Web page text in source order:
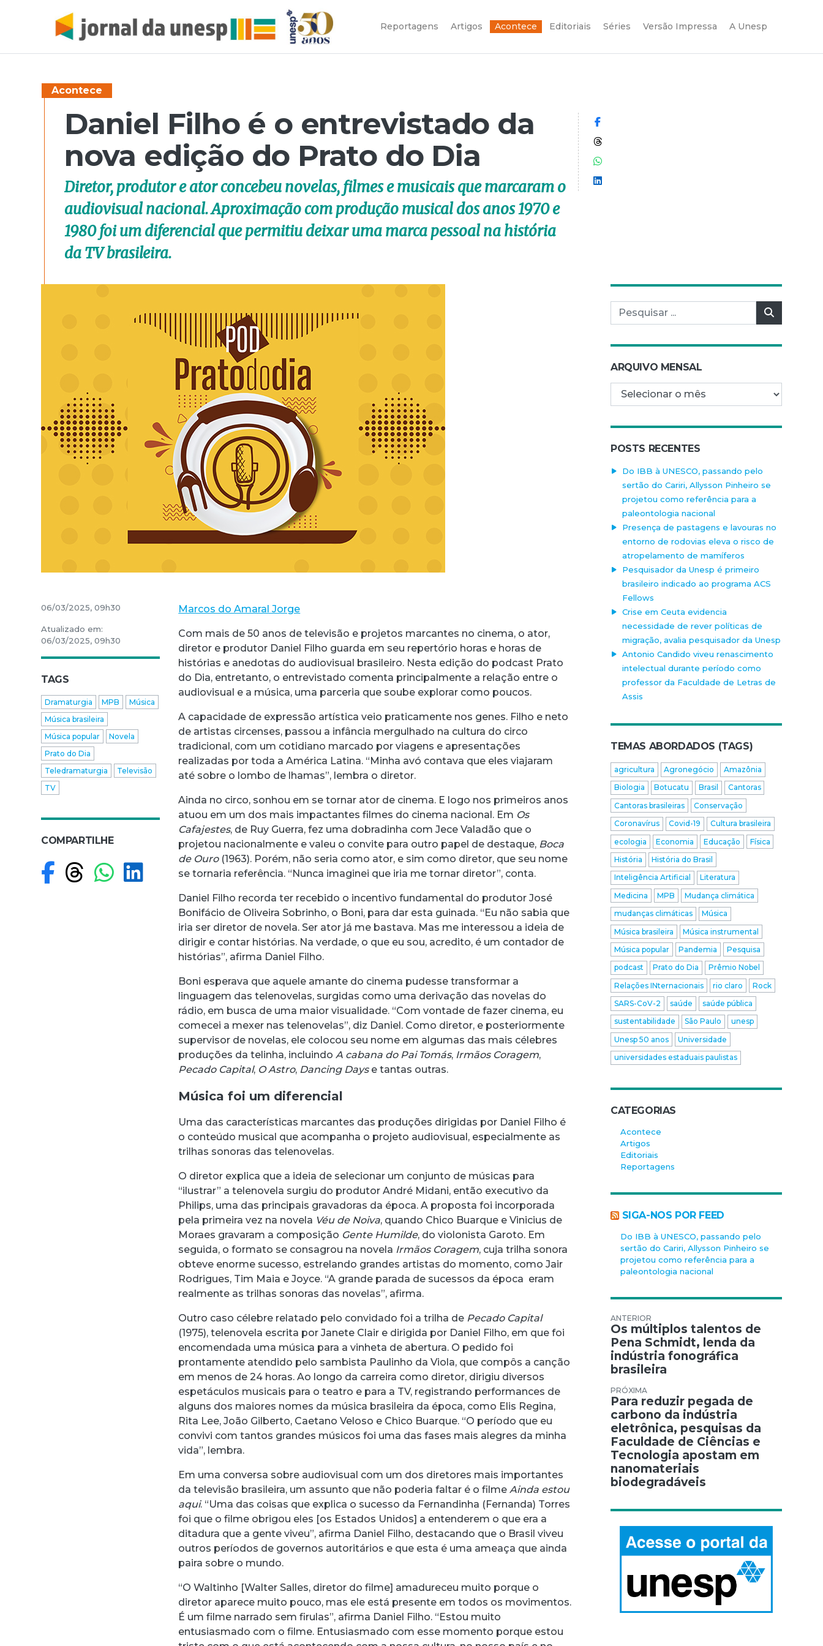
Reportagens Artigos Acontece Editoriais Séries Versão Impressa A Unesp
Acontece
Daniel Filho é o entrevistado da
nova edição do Prato do Dia
Diretor, produtor e ator concebeu novelas, filmes e musicais que marcaram o
audiovisual nacional. Aproximação com produção musical dos anos 1970 e
1980 foi um diferencial que permitiu deixar uma marca pessoal na história
da TV brasileira.
Compartilhar no Facebook
Compartilhar no Threads
Compartilhar no WhatsApp
Compartilhar no LinkedIn
Marcos do Amaral Jorge
Com mais de 50 anos de televisão e projetos marcantes no cinema, o ator,
diretor e produtor Daniel Filho guarda em seu repertório horas e horas de
histórias e anedotas do audiovisual brasileiro. Nesta edição do podcast Prato
do Dia, entretanto, o entrevistado comenta principalmente a relação entre o
audiovisual e a música, uma parceria que soube explorar como poucos.
A capacidade de expressão artística veio praticamente nos genes. Filho e neto
de artistas circenses, passou a infância mergulhado na cultura do circo
tradicional, com um cotidiano marcado por viagens e apresentações
realizadas por toda a América Latina. “Minha avó contava que eles viajaram
até sobre o lombo de lhamas”, lembra o diretor.
Ainda no circo, sonhou em se tornar ator de cinema. E logo nos primeiros anos
atuou em um dos mais impactantes filmes do cinema nacional. Em Os
Cafajestes, de Ruy Guerra, fez uma dobradinha com Jece Valadão que o
projetou nacionalmente e valeu o convite para outro papel de destaque, Boca
de Ouro(1963). Porém, não seria como ator, e sim como diretor, que seu nome
se tornaria referência. “Nunca imaginei que iria me tornar diretor”, conta.
Daniel Filho recorda ter recebido o incentivo fundamental do produtor José
Bonifácio de Oliveira Sobrinho, o Boni, para dar esta guinada. “Eu não sabia que
iria ser diretor de novela. Ser ator já me bastava. Mas me interessou a ideia de
dirigir e contar histórias. Na verdade, o que eu sou, acredito, é um contador de
histórias”, afirma Daniel Filho.
Boni esperava que aquele amante do cinema pudesse transformar a
linguagem das telenovelas, surgidas como uma derivação das novelas do
rádio, em busca de uma maior visualidade. “Com vontade de fazer cinema, eu
comecei a mexer nas telenovelas”, diz Daniel. Como diretor, e posteriormente
supervisor de novelas, ele colocou seu nome em algumas das mais célebres
produções da telinha, incluindoA cabana do Pai Tomás, Irmãos Coragem,
Pecado Capital, O Astro, Dancing Dayse tantas outras.
Música foi um diferencial
Uma das características marcantes das produções dirigidas por Daniel Filho é
o conteúdo musical que acompanha o projeto audiovisual, especialmente as
trilhas sonoras das telenovelas.
O diretor explica que a ideia de selecionar um conjunto de músicas para
“ilustrar” a telenovela surgiu do produtor André Midani, então executivo da
Philips, uma das principais gravadoras da época. A proposta foi incorporada
pela primeira vez na novela Véu de Noiva, quando Chico Buarque e Vinicius de
Moraes gravaram a composição Gente Humilde, do violonista Garoto. Em
seguida, o formato se consagrou na novela Irmãos Coragem, cuja trilha sonora
obteve enorme sucesso, estrelando grandes artistas do momento, como Jair
Rodrigues, Tim Maia e Joyce. “A grande parada de sucessos da época eram
realmente as trilhas sonoras das novelas”, afirma.
Outro caso célebre relatado pelo convidado foi a trilha de Pecado Capital
(1975), telenovela escrita por Janete Clair e dirigida por Daniel Filho, em que foi
encomendada uma música para a vinheta de abertura. O pedido foi
prontamente atendido pelo sambista Paulinho da Viola, que compôs a canção
em menos de 24 horas. Ao longo da carreira como diretor, dirigiu diversos
espetáculos musicais para o teatro e para a TV, registrando performances de
alguns dos maiores nomes da música brasileira da época, como Elis Regina,
Rita Lee, João Gilberto, Caetano Veloso e Chico Buarque. “O período que eu
convivi com tantos grandes músicos foi uma das fases mais alegres da minha
vida”, lembra.
Em uma conversa sobre audiovisual com um dos diretores mais importantes
da televisão brasileira, um assunto que não poderia faltar é o filmeAinda estou
aqui. “Uma das coisas que explica o sucesso da Fernandinha (Fernanda) Torres
foi que o filme obrigou eles [os Estados Unidos] a entenderem o que era a
ditadura que a gente viveu”, afirma Daniel Filho, destacando que o Brasil viveu
outros períodos de governos autoritários e que esta é uma ameaça que ainda
paira sobre o mundo.
“O Waltinho [Walter Salles, diretor do filme] amadureceu muito porque o
diretor aparece muito pouco, mas ele está presente em todos os movimentos.
É um filme narrado sem firulas”, afirma Daniel Filho. “Estou muito
entusiasmado com o filme. Entusiasmado com esse momento porque estou
06/03/2025, 09h30
Atualizado em:
06/03/2025, 09h30
TAGS
Dramaturgia MPB
Música
Música brasileira
Música popular
Novela
Prato do Dia
Teledramaturgia
Televisão
TV
COMPARTILHE
Compartilhar no Facebook
Compartilhar no Threads
Compartilhar no WhatsApp
Compartilhar no LinkedIn
Pesquisar por:
ARQUIVO MENSAL
Arquivo mensal
POSTS RECENTES
Do IBB à UNESCO, passando pelo
sertão do Cariri, Allysson Pinheiro se
projetou como referência para a
paleontologia nacional
Presença de pastagens e lavouras no
entorno de rodovias eleva o risco de
atropelamento de mamíferos
Pesquisador da Unesp é primeiro
brasileiro indicado ao programa ACS
Fellows
Crise em Ceuta evidencia
necessidade de rever políticas de
migração, avalia pesquisador da Unesp
Antonio Candido viveu renascimento
intelectual durante período como
professor da Faculdade de Letras de
Assis
TEMAS ABORDADOS (TAGS)
agricultura Agronegócio
Amazônia
Biologia
Botucatu Brasil
Cantoras
Cantoras brasileiras
Conservação
Coronavírus
Covid-19
Cultura brasileira
ecologia
Economia Educação
Física
História
História do Brasil
Inteligência Artificial
Literatura
Medicina
MPB
Mudança climática
mudanças climáticas
Música
Música brasileira
Música instrumental
Música popular
Pandemia
Pesquisa
podcast
Prato do Dia
Prêmio Nobel
Relações INternacionais
rio claro
Rock
SARS-CoV-2
saúde
saúde pública
sustentabilidade
São Paulo
unesp
Unesp 50 anos
Universidade
universidades estaduais paulistas
CATEGORIAS
Acontece
Artigos
Editoriais
Reportagens
SIGA-NOS POR FEED
Do IBB à UNESCO, passando pelo
sertão do Cariri, Allysson Pinheiro se
projetou como referência para a
paleontologia nacional
Navegação de Post
Os múltiplos talentos de
Pena Schmidt, lenda da
indústria fonográfica
brasileira
Para reduzir pegada de
carbono da indústria
eletrônica, pesquisas da
Faculdade de Ciências e
Tecnologia apostam em
nanomateriais
biodegradáveis